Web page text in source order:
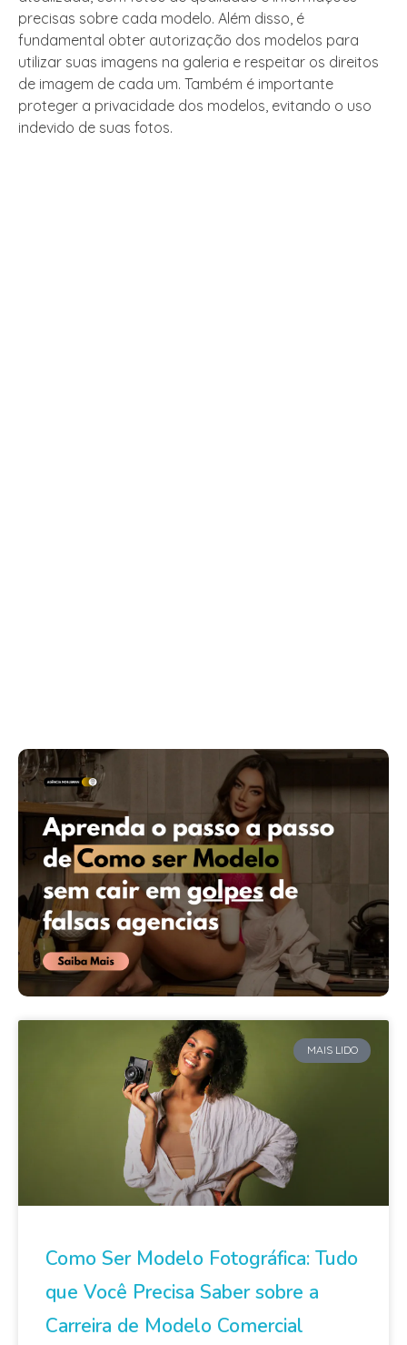
precisas sobre cada modelo. Além disso, é
fundamental obter autorização dos modelos para
utilizar suas imagens na galeria e respeitar os direitos
de imagem de cada um. Também é importante
proteger a privacidade dos modelos, evitando o uso
indevido de suas fotos.
MAIS LIDO
Como Ser Modelo Fotográfica: Tudo
que Você Precisa Saber sobre a
Carreira de Modelo Comercial